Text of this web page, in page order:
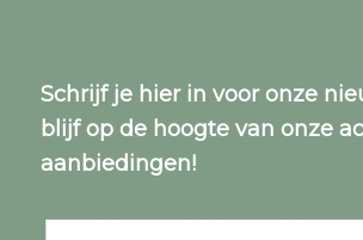
Schrijf je hierin voor onze
blijf op de hoogte van onze
aanbiedingen!